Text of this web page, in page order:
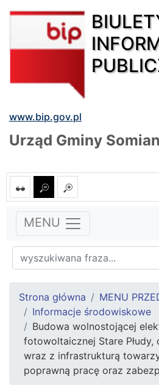
www.bip.gov.pl
Urząd Gminy
MENU
Strona główna
MENU
Informacje środowiskowe
Budowa wolnostojącej
fotowoltaicznej Stare
wraz z infrastrukturą
poprawną pracę oraz